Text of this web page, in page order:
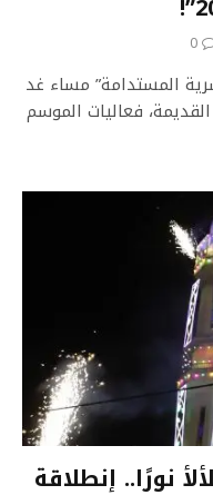
0
المستدامة” مساء غد
فعاليات الموسم
نورًا.. إنطلاقة